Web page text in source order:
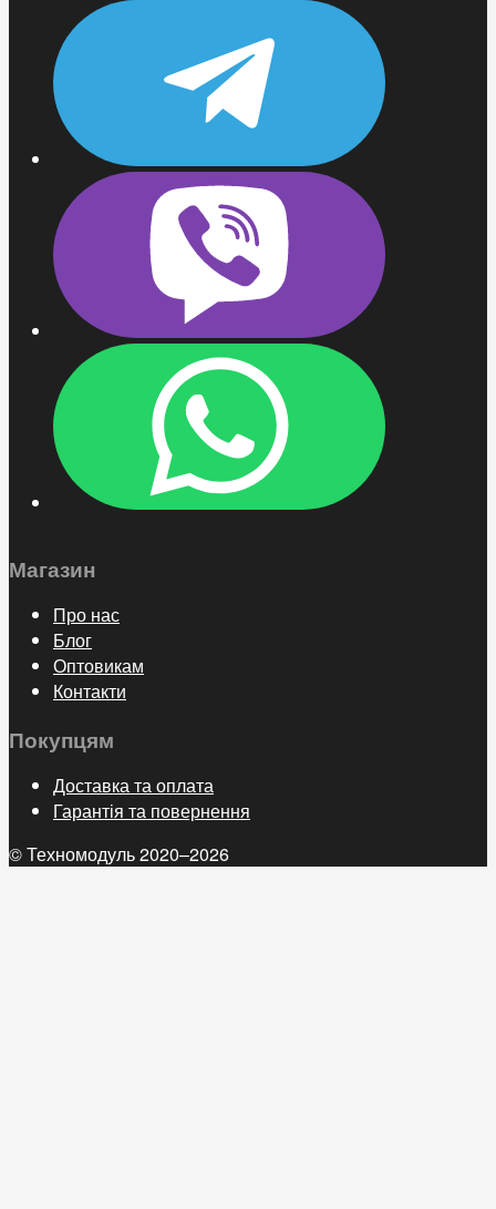
Магазин
Про нас
Блог
Оптовикам
Контакти
Покупцям
Доставка та оплата
Гарантія та повернення
© Техномодуль 2020–2026